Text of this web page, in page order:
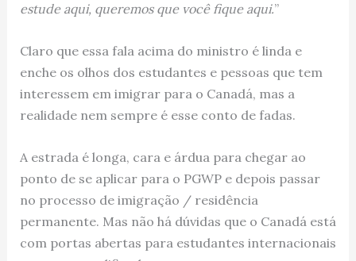
estude aqui, queremos que você fique aqui.”
Claro que essa fala acima do ministro é linda e
enche os olhos dos estudantes e pessoas que tem
interessem em imigrar para o Canadá, mas a
realidade nem sempre é esse conto de fadas.
A estrada é longa, cara e árdua para chegar ao
ponto de se aplicar para o PGWP e depois passar
no processo de imigração / residência
permanente. Mas não há dúvidas que o Canadá está
com portas abertas para estudantes internacionais